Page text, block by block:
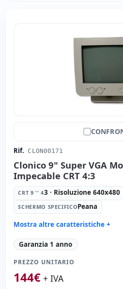
Rif. CLON00171
Clonico 9" Super VGA
Impecable CRT 4:3
CRT 9 '' 43 · Risoluzione 640x480
SCHERMO SPECIFICOPeana
Mostra altre caratteristiche +
CRT 9 '' 4: 3 · Risoluzione
Porte video: VGA
Schermo specifico:
Altri: Imballaggio hR
Garanzia 1 anno
PREZZO UNITARIO
144€ + IVA